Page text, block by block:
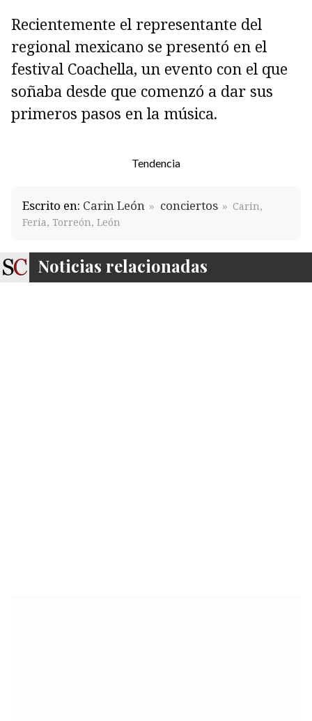
Recientemente el representante del
regional mexicano se presentó en el
festival Coachella, un evento con el que
soñaba desde que comenzó a dar sus
primeros pasos en la música.
Tendencia
Escrito en: Carin León conciertos
Carin,
Feria, Torreón, León
Noticias relacionadas